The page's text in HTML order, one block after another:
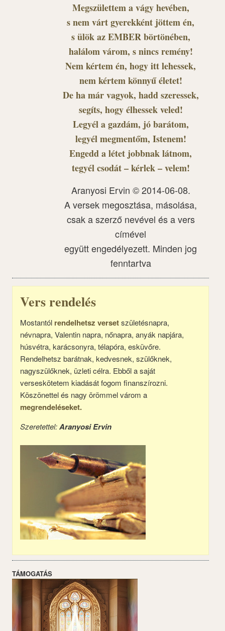
Megszülettem a vágy hevében,
s nem várt gyerekként jöttem én,
s ülök az EMBER börtönében,
halálom várom, s nincs remény!
Nem kértem én, hogy itt lehessek,
nem kértem könnyű életet!
De ha már vagyok, hadd szeressek,
segíts, hogy élhessek veled!
Legyél a gazdám, jó barátom,
legyél megmentőm, Istenem!
Engedd a létet jobbnak látnom,
tegyél csodát – kérlek – velem!
Aranyosi Ervin © 2014-06-08.
A versek megosztása, másolása,
csak a szerző nevével és a vers
címével
együtt engedélyezett. Minden jog
fenntartva
Vers rendelés
Mostantól rendelhetsz versetszületésnapra,
névnapra, Valentin napra, nőnapra, anyák napjára,
húsvétra, karácsonyra, télapóra, esküvőre.
Rendelhetsz barátnak, kedvesnek, szülőknek,
nagyszülőknek, üzleti célra. Ebből a saját
verseskötetem kiadását fogom finanszírozni.
Köszönettel és nagy örömmel várom a
megrendeléseket.
Szeretettel:Aranyosi Ervin
TÁMOGATÁS